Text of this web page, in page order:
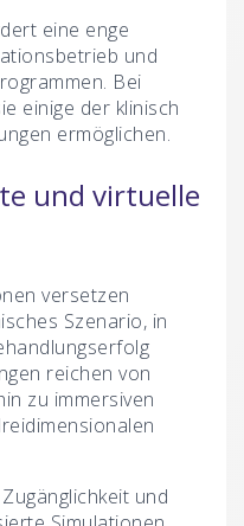
eine enge
und
Bei
einige der klinisch
ermöglichen.
und virtuelle
versetzen
Szenario, in
reichen von
zu immersiven
und